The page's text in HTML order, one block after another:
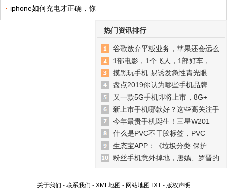
iphone如何充电才正确，你
热门资讯排行
谷歌放弃平板业务，苹果还会远么
1部电影，1个飞人，1部好车，
摸黑玩手机 易诱发急性青光眼
盘点2019你认为哪些手机品牌
又一款5G手机即将上市，8G+
新上市手机哪款好？这些高关注手
今年最贵手机诞生！三星W201
什么是PVC不干胶标签，PVC
生态宝APP：《垃圾分类 保护
粉丝手机意外掉地，唐嫣、罗晋的
关于我们 - 联系我们 - XML地图 - 网站地图TXT- 版权声明